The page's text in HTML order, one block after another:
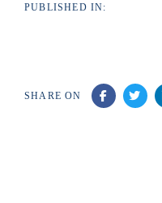
PUBLISHED IN:
SHARE ON